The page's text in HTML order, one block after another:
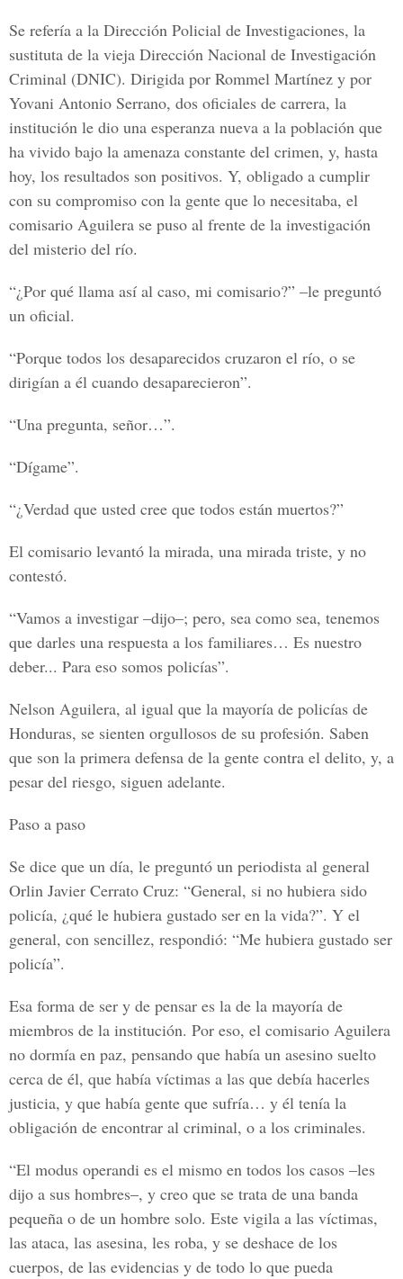
Se refería a la Dirección Policial de Investigaciones, la
sustituta de la vieja Dirección Nacional de Investigación
Criminal (DNIC). Dirigida por Rommel Martínez y por
Yovani Antonio Serrano, dos oficiales de carrera, la
institución le dio una esperanza nueva a la población que
ha vivido bajo la amenaza constante del crimen, y, hasta
hoy, los resultados son positivos. Y, obligado a cumplir
con su compromiso con la gente que lo necesitaba, el
comisario Aguilera se puso al frente de la investigación
del misterio del río.
“¿Por qué llama así al caso, mi comisario?” –le preguntó
un oficial.
“Porque todos los desaparecidos cruzaron el río, o se
dirigían a él cuando desaparecieron”.
“Una pregunta, señor…”.
“Dígame”.
“¿Verdad que usted cree que todos están muertos?”
El comisario levantó la mirada, una mirada triste, y no
contestó.
“Vamos a investigar –dijo–; pero, sea como sea, tenemos
que darles una respuesta a los familiares… Es nuestro
deber... Para eso somos policías”.
Nelson Aguilera, al igual que la mayoría de policías de
Honduras, se sienten orgullosos de su profesión. Saben
que son la primera defensa de la gente contra el delito, y, a
pesar del riesgo, siguen adelante.
Paso a paso
Se dice que un día, le preguntó un periodista al general
Orlin Javier Cerrato Cruz: “General, si no hubiera sido
policía, ¿qué le hubiera gustado ser en la vida?”. Y el
general, con sencillez, respondió: “Me hubiera gustado ser
policía”.
Esa forma de ser y de pensar es la de la mayoría de
miembros de la institución. Por eso, el comisario Aguilera
no dormía en paz, pensando que había un asesino suelto
cerca de él, que había víctimas a las que debía hacerles
justicia, y que había gente que sufría… y él tenía la
obligación de encontrar al criminal, o a los criminales.
“El modus operandi es el mismo en todos los casos –les
dijo a sus hombres–, y creo que se trata de una banda
pequeña o de un hombre solo. Este vigila a las víctimas,
las ataca, las asesina, les roba, y se deshace de los
cuerpos, de las evidencias y de todo lo que pueda